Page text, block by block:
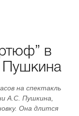
в
Пушкина
на спектакль
А.С. Пушкина,
Она длится